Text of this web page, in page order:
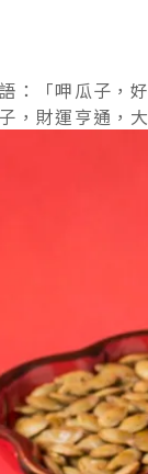
：「呷瓜子，
，財運亨通，